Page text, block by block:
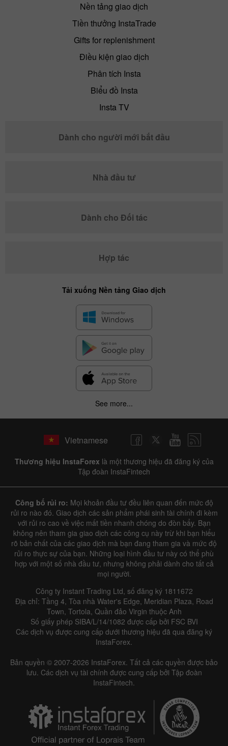
Nền tảng giao dịch
Tiền thưởng InstaTrade
Gifts for replenishment
Điều kiện giao dịch
Phân tích Insta
Biểu đồ Insta
Insta TV
Dành cho người mới bắt đầu
Nhà đầu tư
Dành cho Đối tác
Hợp tác
Tải xuống Nền tảng Giao dịch
See more...
Vietnamese
Thương hiệu InstaForex là một thương hiệu đã đăng ký của
Tập đoàn InstaFintech
Công bố rủi ro: Mọi khoản đầu tư đều liên quan đến mức độ
rủi ro nào đó. Giao dịch các sản phẩm phái sinh tài chính đi kèm
với rủi ro cao về việc mất tiền nhanh chóng do đòn bẩy. Bạn
không nên tham gia giao dịch các công cụ này trừ khi bạn hiểu
rõ bản chất của các giao dịch mà bạn đang tham gia và mức độ
rủi ro thực sự của bạn. Những loại hình đầu tư này có thể phù
hợp với một số nhà đầu tư, nhưng không phải dành cho tất cả
mọi người.
Công ty Instant Trading Ltd, số đăng ký 1811672
Địa chỉ: Tầng 4, Tòa nhà Water's Edge, Meridian Plaza, Road
Town, Tortola, Quần đảo Virgin thuộc Anh
Số giấy phép SIBA/L/14/1082 được cấp bởi FSC BVI
Các dịch vụ được cung cấp dưới thương hiệu đã qua đăng ký
InstaForex.
Bản quyền © 2007-2026 InstaForex. Tất cả các quyền được bảo
lưu. Các dịch vụ tài chính được cung cấp bởi Tập đoàn
InstaFintech.